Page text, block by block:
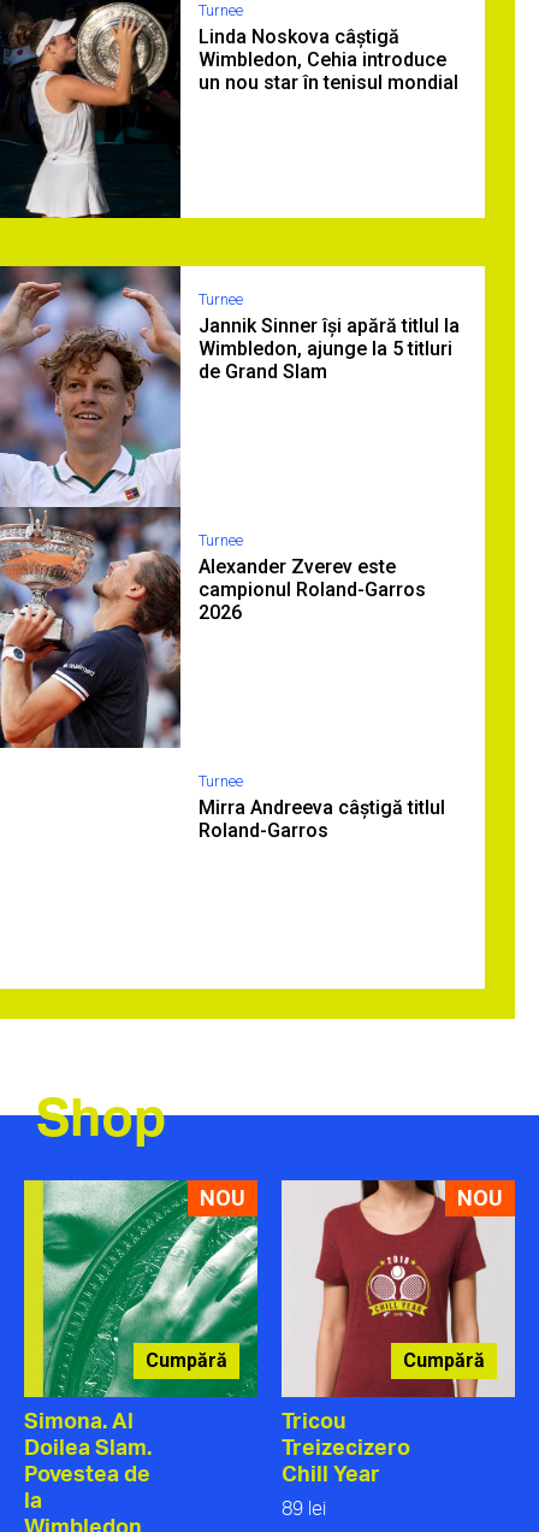
Turnee
Linda Noskova câștigă
Wimbledon, Cehia introduce
un nou star în tenisul mondial
Turnee
Jannik Sinner își apără titlul la
Wimbledon, ajunge la 5 titluri
de Grand Slam
Turnee
Alexander Zverev este
campionul Roland-Garros
2026
Turnee
Mirra Andreeva câștigă titlul
Roland-Garros
Shop
NOU
Cumpără
Simona. Al
Doilea Slam.
Povestea de
la
Wimbledon
NOU
Cumpără
Tricou
Treizecizero
Chill Year
89 lei